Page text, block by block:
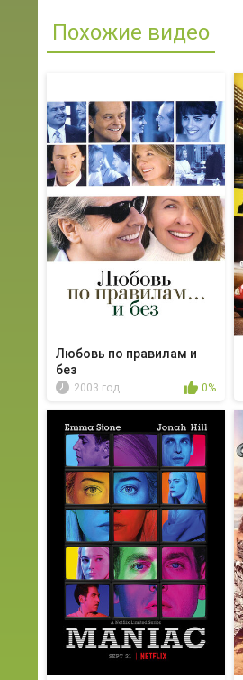
Похожие видео
Любовь по правилам и
без
2003 год 0%